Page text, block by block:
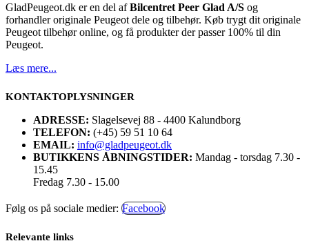
GladPeugeot.dk er en del afBilcentret Peer Glad A/S og
forhandler originale Peugeot dele og tilbehør. Køb trygt dit originale
Peugeot tilbehør online, og få produkter der passer 100% til din
Peugeot.
Læs mere...
KONTAKTOPLYSNINGER
ADRESSE: Slagelsevej 88 - 4400 Kalundborg
TELEFON: (+45) 59 51 10 64
EMAIL: info@gladpeugeot.dk
BUTIKKENS ÅBNINGSTIDER: Mandag - torsdag 7.30 -
15.45
Fredag 7.30 - 15.00
Følg os på sociale medier: Facebook
Relevante links